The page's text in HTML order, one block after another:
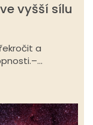
vyšší sílu
a